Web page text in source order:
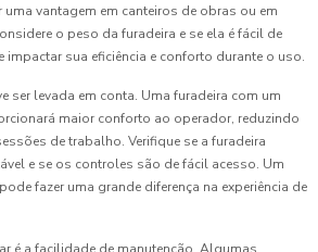
vantagem em canteiros de obras ou em
o peso da furadeira e se ela é fácil de
sua eficiência e conforto durante o uso.
ser levada em conta. Uma furadeira com um
maior conforto ao operador, reduzindo
de trabalho. Verifique se a furadeira
e se os controles são de fácil acesso. Um
fazer uma grande diferença na experiência de
é a facilidade de manutenção. Algumas